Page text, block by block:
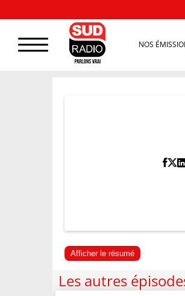
NOS
Afficher le résumé
Les autres